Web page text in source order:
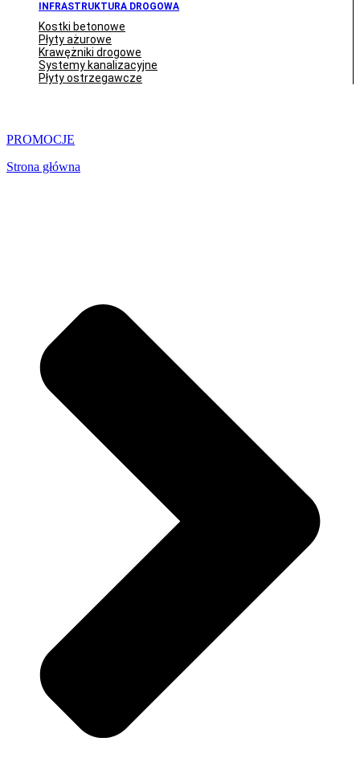
INFRASTRUKTURA DROGOWA
Kostki betonowe
Płyty ażurowe
Krawężniki drogowe
Systemy kanalizacyjne
Płyty ostrzegawcze
PROMOCJE
Strona główna